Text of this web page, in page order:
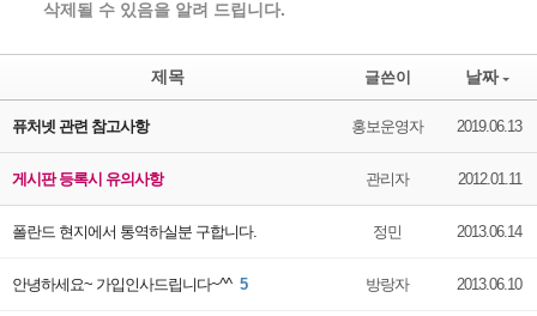
삭제될 수 있음을 알려 드립니다.
제목 글쓴이 날짜
퓨처넷 관련 참고사항 홍보운영자 2019.06.13
게시판 등록시 유의사항 관리자 2012.01.11
폴란드 현지에서 통역하실분 구합니다. 정민 2013.06.14
안녕하세요~ 가입인사드립니다~^^ 5 방랑자 2013.06.10